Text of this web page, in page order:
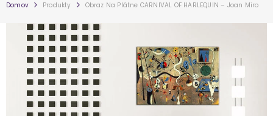
Domov Produkty Obraz Na Plátne CARNIVAL OF HARLEQUIN – Joan Miro